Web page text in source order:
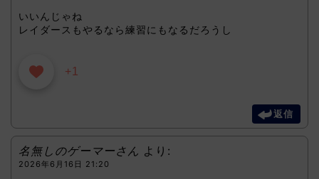
いいんじゃね
レイダースもやるなら練習にもなるだろうし
+1
返信
名無しのゲーマーさん より:
2026年6月16日 21:20